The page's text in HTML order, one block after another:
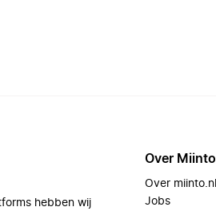
hebben wij
Over Miinto
Over miinto.nl
Jobs